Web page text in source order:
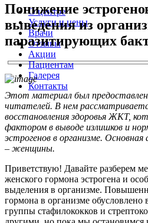
О центре
Услуги и цены
Врачи
Отзывы
Акции
Пациентам
Галерея
Контакты
Понижение
выведения из
паразитирующих
Этот материал был
читателей. В нем
восстановления здоровья ЖКТ,
фактором в выводе излишков и
эстрогенов в организме.
– женщины.
Приветствую! Давайте разберем
женского гормона эстрогена и
выделения в организме.
гормона в организме обусловлено
группы стафилококков и